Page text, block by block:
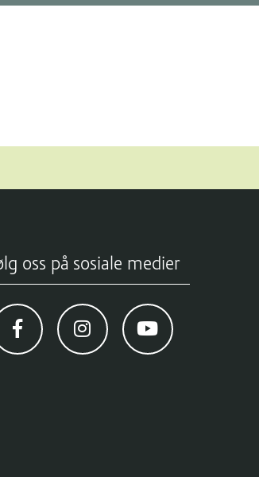
oss på sosiale medier